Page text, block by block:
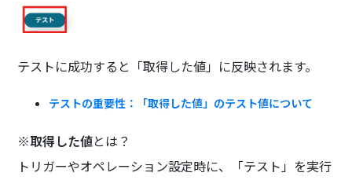
テストに成功すると「取得した値」に反映されます。
テストの重要性：「取得した値」のテスト値について
※取得した値とは？
トリガーやオペレーション設定時に、「テスト」を実行